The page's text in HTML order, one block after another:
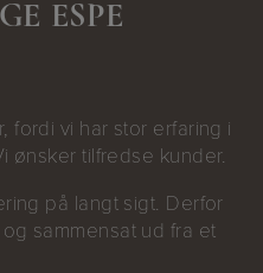
ESPE
fordi vi har stor erfaring i
ønsker tilfredse kunder.
på langt sigt. Derfor
sammensat ud fra et